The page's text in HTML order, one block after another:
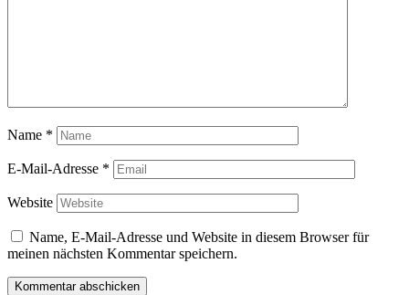
Name *
E-Mail-Adresse *
Website
Name, E-Mail-Adresse und Website in diesem Browser für
meinen nächsten Kommentar speichern.